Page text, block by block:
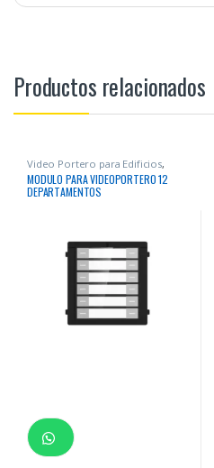
Productos relacionados
Video Portero para Edificios,
Videoportero
MODULO PARA VIDEOPORTERO 12
DEPARTAMENTOS